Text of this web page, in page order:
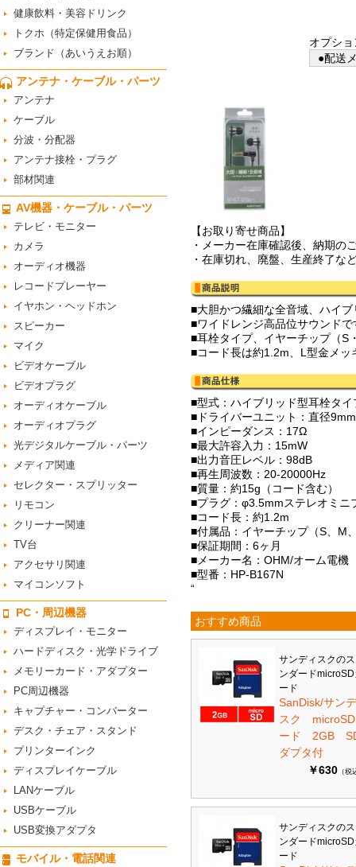
健康飲料・美容ドリンク
トクホ（特定保健用食品）
ブランド（あいうえお順）
アンテナ・ケーブル・パーツ
アンテナ
ケーブル
分波・分配器
アンテナ接栓・プラグ
部材関連
AV機器・ケーブル・パーツ
テレビ・モニター
カメラ
オーディオ機器
レコードプレーヤー
イヤホン・ヘッドホン
スピーカー
マイク
ビデオケーブル
ビデオプラグ
オーディオケーブル
オーディオプラグ
光デジタルケーブル・パーツ
メディア関連
セレクター・スプリッター
リモコン
クリーナー関連
TV台
アクセサリ関連
マイコンソフト
PC・周辺機器
ディスプレイ・モニター
ハードディスク・光学ドライブ
メモリーカード・アダプター
PC周辺機器
キャプチャー・コンバーター
デスク・チェア・スタンド
プリンターインク
ディスプレイケーブル
LANケーブル
USBケーブル
USB変換アダプタ
モバイル・電話関連
オプシ
●配送
【お取り寄せ商品】
・メーカー在庫確認後、納期の
・在庫切れ、廃盤、生産終了な
■大胆かつ繊細な全音域、ハイ
■ワイドレンジ高品位サウンドで
■耳栓タイプ、イヤーチップ（S
■コード長は約1.2m、L型金メッ
■型式：ハイブリッド型耳栓タイ
■ドライバーユニット：直径
■インピーダンス：17Ω
■最大許容入力：15mW
■出力音圧レベル：98dB
■再生周波数：20-20000Hz
■質量：約15g（コード含む）
■プラグ：φ3.5mmステレオミニ
■コード長：約1.2m
■付属品：イヤーチップ（S、M
■保証期間：6ヶ月
■メーカー名：OHM/オーム電機
■型番：HP-B167N
“
おすすめ商品
サンディスクの
ンダード
ード
SanDisk/サン
スク
ード 2GB
ダプタ付
￥630 （税
サンディスクの
ンダード
ード